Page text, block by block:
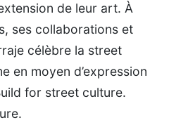
de leur art. À
ses collaborations et
célèbre la street
en moyen d’expression
for street culture.